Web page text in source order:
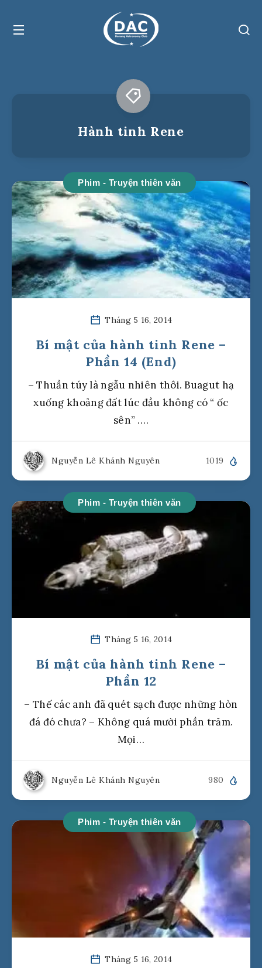
Hành tinh Rene
Phim - Truyện thiên văn
Tháng 5 16, 2014
Bí mật của hành tinh Rene –
Phần 14 (End)
– Thuần túy là ngẫu nhiên thôi. Buagut hạ
xuống khoảng đất lúc đầu không có “ ốc
sên” ….
Nguyễn Lê Khánh Nguyên 1019
Phim - Truyện thiên văn
Tháng 5 16, 2014
Bí mật của hành tinh Rene –
Phần 12
– Thế các anh đã quét sạch được những hòn
đá đó chưa? – Không quá mười phần trăm.
Mọi…
Nguyễn Lê Khánh Nguyên 980
Phim - Truyện thiên văn
Tháng 5 16, 2014